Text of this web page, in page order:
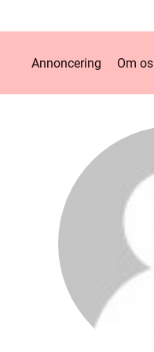
Annoncering Om os